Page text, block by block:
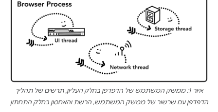
איור 1: ממשק המשתמש של הדפדפן בחלק העליון, תרשים של תהליך
הדפדפן עם שרשור של ממשק המשתמש, הרשת והאחסון בחלק התחתון